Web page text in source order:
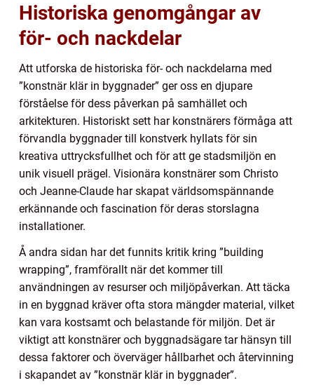
Historiska genomgångar av
för- och nackdelar
Att utforska de historiska för- och nackdelarna med
”konstnär klär in byggnader” ger oss en djupare
förståelse för dess påverkan på samhället och
arkitekturen. Historiskt sett har konstnärers förmåga att
förvandla byggnader till konstverk hyllats för sin
kreativa uttrycksfullhet och för att ge stadsmiljön en
unik visuell prägel. Visionära konstnärer som Christo
och Jeanne-Claude har skapat världsomspännande
erkännande och fascination för deras storslagna
installationer.
Å andra sidan har det funnits kritik kring ”building
wrapping”, framförallt när det kommer till
användningen av resurser och miljöpåverkan. Att täcka
in en byggnad kräver ofta stora mängder material, vilket
kan vara kostsamt och belastande för miljön. Det är
viktigt att konstnärer och byggnadsägare tar hänsyn till
dessa faktorer och överväger hållbarhet och återvinning
i skapandet av ”konstnär klär in byggnader”.